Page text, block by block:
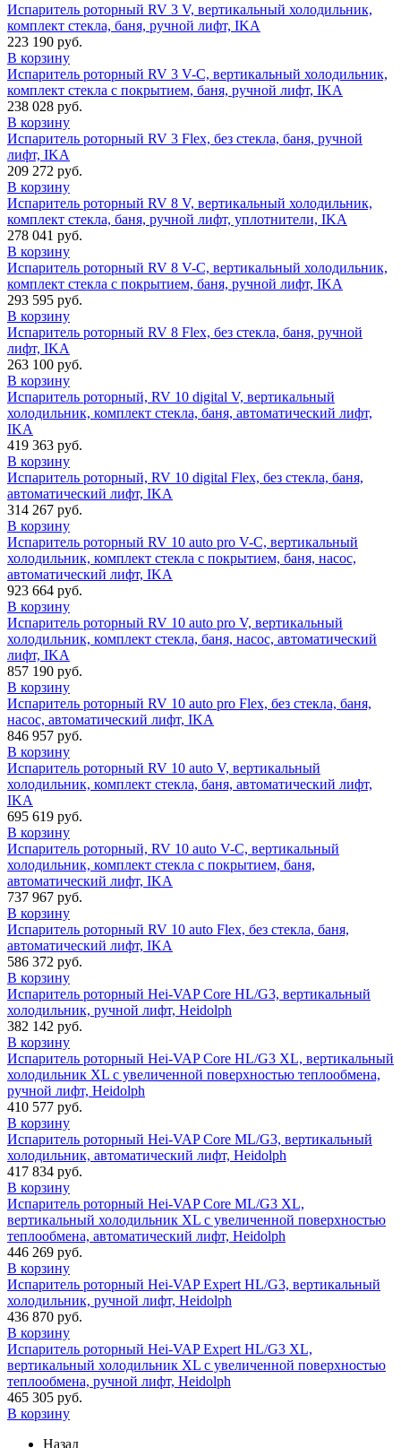
Испаритель роторный RV 3 V, вертикальный холодильник,
комплект стекла, баня, ручной лифт, IKA
223 190 руб.
В корзину
Испаритель роторный RV 3 V-C, вертикальный холодильник,
комплект стекла c покрытием, баня, ручной лифт, IKA
238 028 руб.
В корзину
Испаритель роторный RV 3 Flex, без стекла, баня, ручной
лифт, IKA
209 272 руб.
В корзину
Испаритель роторный RV 8 V, вертикальный холодильник,
комплект стекла, баня, ручной лифт, уплотнители, IKA
278 041 руб.
В корзину
Испаритель роторный RV 8 V-C, вертикальный холодильник,
комплект стекла c покрытием, баня, ручной лифт, IKA
293 595 руб.
В корзину
Испаритель роторный RV 8 Flex, без стекла, баня, ручной
лифт, IKA
263 100 руб.
В корзину
Испаритель роторный, RV 10 digital V, вертикальный
холодильник, комплект стекла, баня, автоматический лифт,
IKA
419 363 руб.
В корзину
Испаритель роторный, RV 10 digital Flex, без стекла, баня,
автоматический лифт, IKA
314 267 руб.
В корзину
Испаритель роторный RV 10 auto pro V-C, вертикальный
холодильник, комплект стекла c покрытием, баня, насос,
автоматический лифт, IKA
923 664 руб.
В корзину
Испаритель роторный RV 10 auto pro V, вертикальный
холодильник, комплект стекла, баня, насос, автоматический
лифт, IKA
857 190 руб.
В корзину
Испаритель роторный RV 10 auto pro Flex, без стекла, баня,
насос, автоматический лифт, IKA
846 957 руб.
В корзину
Испаритель роторный RV 10 auto V, вертикальный
холодильник, комплект стекла, баня, автоматический лифт,
IKA
695 619 руб.
В корзину
Испаритель роторный, RV 10 auto V-С, вертикальный
холодильник, комплект стекла c покрытием, баня,
автоматический лифт, IKA
737 967 руб.
В корзину
Испаритель роторный RV 10 auto Flex, без стекла, баня,
автоматический лифт, IKA
586 372 руб.
В корзину
Испаритель роторный Hei-VAP Core HL/G3, вертикальный
холодильник, ручной лифт, Heidolph
382 142 руб.
В корзину
Испаритель роторный Hei-VAP Core HL/G3 XL, вертикальный
холодильник XL с увеличенной поверхностью теплообмена,
ручной лифт, Heidolph
410 577 руб.
В корзину
Испаритель роторный Hei-VAP Core ML/G3, вертикальный
холодильник, автоматический лифт, Heidolph
417 834 руб.
В корзину
Испаритель роторный Hei-VAP Core ML/G3 XL,
вертикальный холодильник XL с увеличенной поверхностью
теплообмена, автоматический лифт, Heidolph
446 269 руб.
В корзину
Испаритель роторный Hei-VAP Expert HL/G3, вертикальный
холодильник, ручной лифт, Heidolph
436 870 руб.
В корзину
Испаритель роторный Hei-VAP Expert HL/G3 XL,
вертикальный холодильник XL с увеличенной поверхностью
теплообмена, ручной лифт, Heidolph
465 305 руб.
В корзину
Назад